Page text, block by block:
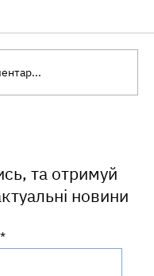
і здоров'я:
знати
та отримуй
новини